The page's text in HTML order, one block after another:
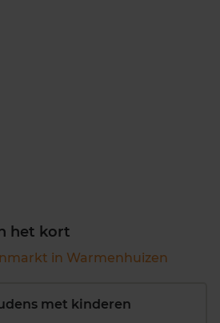
het kort
in Warmenhuizen
met kinderen